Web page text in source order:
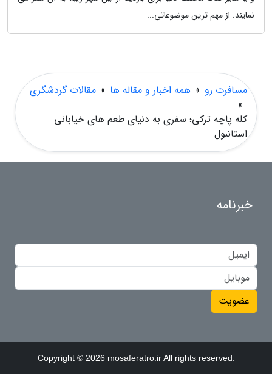
نمایند. از مهم ترین موضوعاتی...
مسافرت رو » همه اخبار و مقاله ها » مقالات گردشگری
»
کله پاچه ترکی؛ سفری به دنیای طعم های خیابانی
استانبول
خبرنامه
عضویت
Copyright © 2026 mosaferatro.ir All rights reserved.